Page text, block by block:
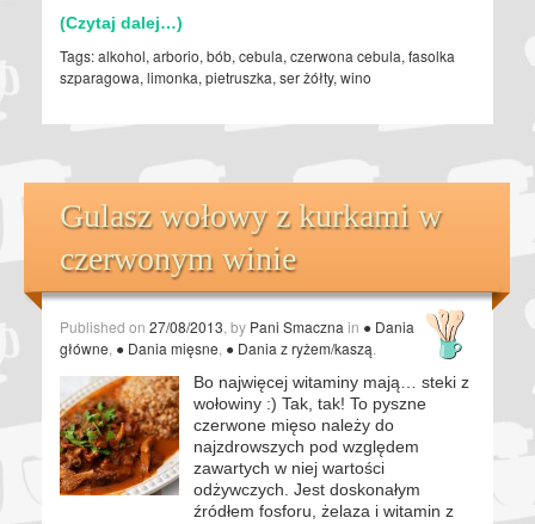
(Czytaj dalej…)
Tags:alkohol, arborio, bób, cebula, czerwona cebula, fasolka
szparagowa, limonka, pietruszka, ser żółty, wino
Gulasz wołowy z kurkami w
czerwonym winie
Published on 27/08/2013 , by Pani Smaczna in ● Dania
główne ● Dania mięsne ● Dania z ryżem/kaszą
Bo najwięcej witaminy mają… steki z
wołowiny :) Tak, tak! To pyszne
czerwone mięso należy do
najzdrowszych pod względem
zawartych w niej wartości
odżywczych. Jest doskonałym
źródłem fosforu, żelaza i witamin z